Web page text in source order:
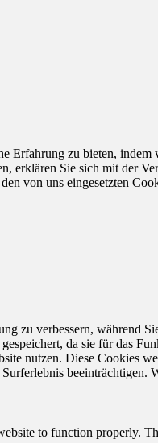
Erfahrung zu bieten,
erklären Sie sich mit der
von uns eingesetzten
zu verbessern, während
da sie für das
nutzen. Diese Cookies
beeinträchtigen.
to function properly.